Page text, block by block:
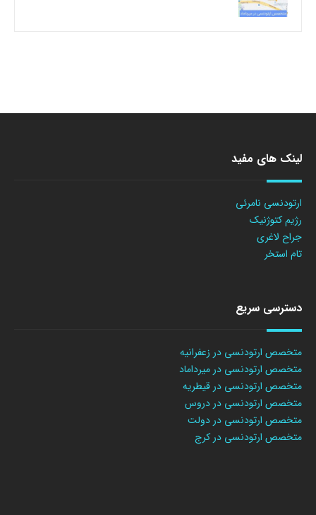
لینک های مفید
ارتودنسی نامرئی
رژیم کتوژنیک
جراح لاغری
تام استخر
دسترسی سریع
متخصص ارتودنسی در زعفرانیه
متخصص ارتودنسی در میرداماد
متخصص ارتودنسی در قیطریه
متخصص ارتودنسی در دروس
متخصص ارتودنسی در دولت
متخصص ارتودنسی در کرج